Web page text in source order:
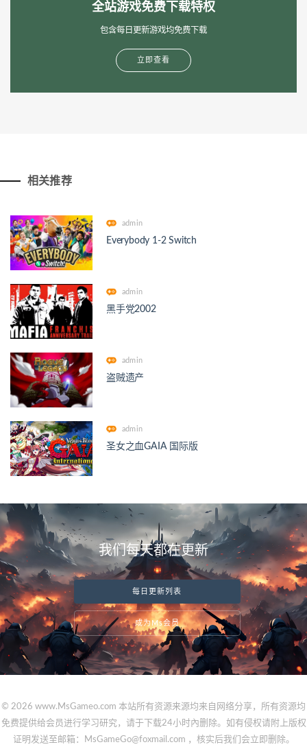
全站游戏免费下载特权
包含每日更新游戏均免费下载
立即查看
相关推荐
admin
Everybody 1-2 Switch
admin
黑手党2002
admin
盗贼遗产
admin
圣女之血GAIA 国际版
我们每天都在更新
每日更新列表
成为Ms会员
© 2026 www.MsGameo.com 本站所有资源来源均来自网络分享，所有资源均
免费提供给会员进行学习研究，请于下载24小时內删除。如有侵权请附上版权
证明发送至邮箱：MsGameGo@foxmail.com ，核实后我们会立即删除。